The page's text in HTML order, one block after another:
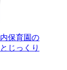
保育園の
じっくり